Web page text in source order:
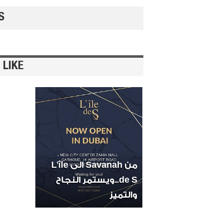
LIKE
من Savanah الى L'île
de S...ويستمر النجاح
والتميز